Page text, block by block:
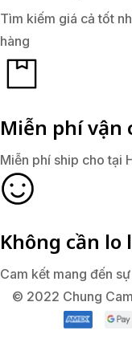
Tìm kiếm giá cả tốt
hàng
Miễn phí vận
Miễn phí ship cho tại
Không cần lo
Cam kết mang đến
© 2022 Chung